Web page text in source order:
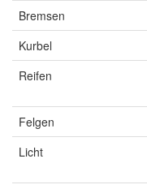
Bremsen
Kurbel
Reifen
Felgen
Licht